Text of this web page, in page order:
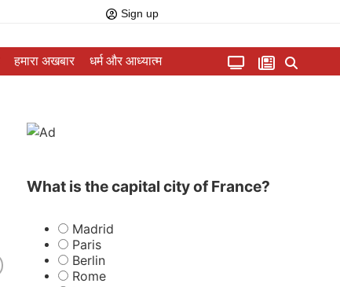
Sign up
हमारा अखबार धर्म और आध्यात्म
What is the capital city of France?
Madrid
Paris
Berlin
Rome